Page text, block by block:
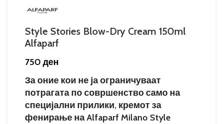
Style Stories Blow-Dry Cream 150ml
Alfaparf
750 ден
За оние кои не ја ограничуваат
потрагата по совршенство само на
специјални прилики, кремот за
фенирање на Alfaparf Milano Style